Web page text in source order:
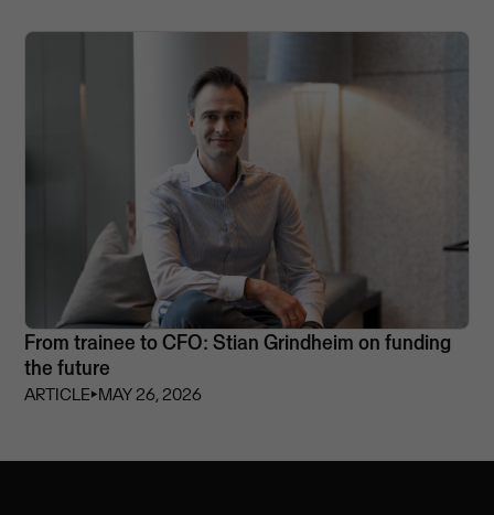
From trainee to CFO: Stian Grindheim on funding
the future
ARTICLE⏵MAY 26, 2026